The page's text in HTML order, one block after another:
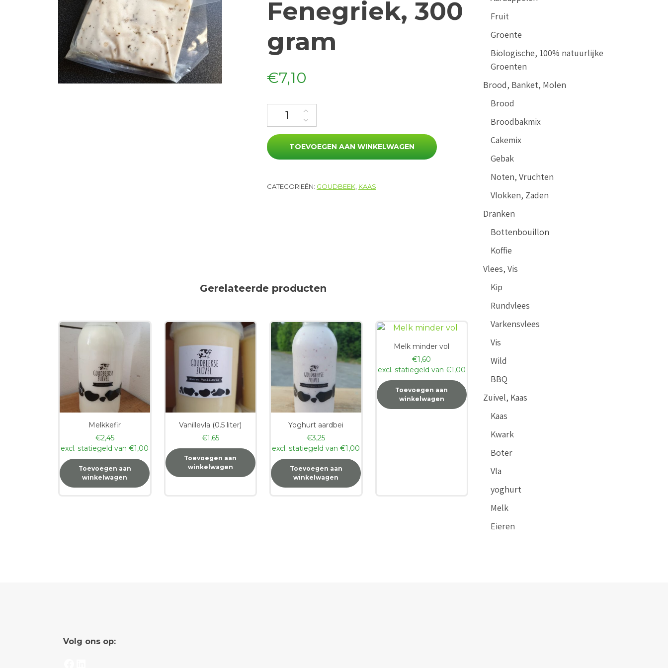
Fenegriek, 300
gram
€7,10
Geitenkaas Fenegriek, 300 gram aantal
TOEVOEGEN AAN WINKELWAGEN
CATEGORIEËN: GOUDBEEK KAAS
Gerelateerde producten
Melkkefir
€2,45
excl. statiegeld van€1,00
Toevoegen aan
winkelwagen
Vanillevla (0.5 liter)
€1,65
Toevoegen aan
winkelwagen
Yoghurt aardbei
€3,25
excl. statiegeld van€1,00
Toevoegen aan
winkelwagen
Melk minder vol
€1,60
excl. statiegeld van €1,00
Toevoegen aan
winkelwagen
Fruit
Groente
Biologische, 100% natuurlijke
Groenten
Brood, Banket, Molen
Brood
Broodbakmix
Cakemix
Gebak
Noten, Vruchten
Vlokken, Zaden
Dranken
Bottenbouillon
Koffie
Vlees, Vis
Kip
Rundvlees
Varkensvlees
Vis
Wild
BBQ
Zuivel, Kaas
Kaas
Kwark
Boter
Vla
yoghurt
Melk
Eieren
Volg ons op: